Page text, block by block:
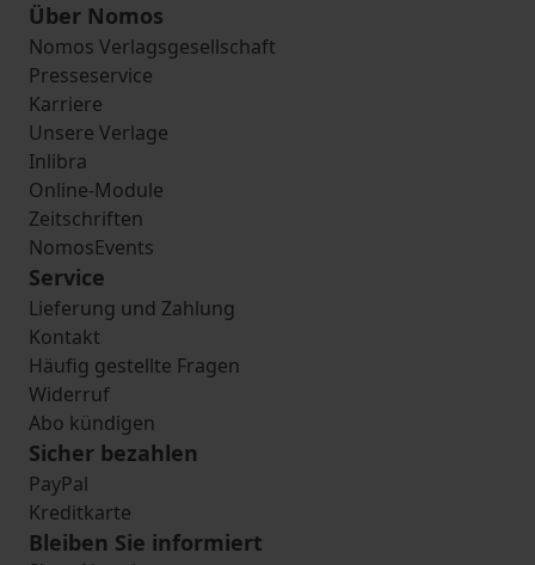
Über Nomos
Nomos Verlagsgesellschaft
Presseservice
Karriere
Unsere Verlage
Inlibra
Online-Module
Zeitschriften
NomosEvents
Service
Lieferung und Zahlung
Kontakt
Häufig gestellte Fragen
Widerruf
Abo kündigen
Sicher bezahlen
PayPal
Kreditkarte
Bleiben Sie informiert